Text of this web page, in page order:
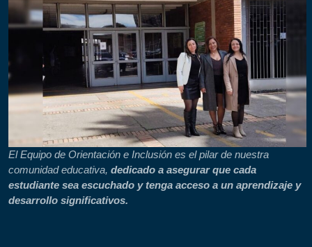
El Equipo de Orientación e Inclusión es el pilar de nuestra
comunidad educativa, dedicado a asegurar que cada
estudiante sea escuchado y tenga acceso a un aprendizaje y
desarrollo significativos.